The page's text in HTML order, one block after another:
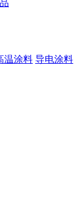
温涂料 导电涂料